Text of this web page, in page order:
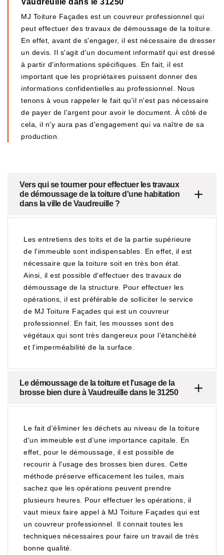
Vaudreuille dans le 31250
MJ Toiture Façades est un couvreur professionnel qui
peut effectuer des travaux de démoussage de la toiture.
En effet, avant de s'engager, il est nécessaire de dresser
un devis. Il s'agit d'un document informatif qui est dressé
à partir d'informations spécifiques. En fait, il est
important que les propriétaires puissent donner des
informations confidentielles au professionnel. Nous
tenons à vous rappeler le fait qu'il n'est pas nécessaire
de payer de l'argent pour avoir le document. À côté de
cela, il n'y aura pas d'engagement qui va naître de sa
production.
Vers qui se tourner pour effectuer les travaux
de démoussage de la toiture d'une habitation
dans la ville de Vaudreuille ?
Les entretiens des toits et de la partie supérieure
de l'immeuble sont indispensables. En effet, il est
nécessaire que la toiture soit en très bon état.
Ainsi, il est possible d'effectuer des travaux de
démoussage de la structure. Pour effectuer les
opérations, il est préférable de solliciter le service
de MJ Toiture Façades qui est un couvreur
professionnel. En fait, les mousses sont des
végétaux qui sont très dangereux pour l'étanchéité
et l'imperméabilité de la surface.
Le démoussage de la toiture et l'usage de la
brosse bien dure à Vaudreuille dans le 31250
Le fait d'éliminer les déchets au niveau de la toiture
d'un immeuble est d'une importance capitale. En
effet, pour le démoussage, il est possible de
recourir à l'usage des brosses bien dures. Cette
méthode préserve efficacement les tuiles, mais
sachez que les opérations peuvent prendre
plusieurs heures. Pour effectuer les opérations, il
vaut mieux faire appel à MJ Toiture Façades qui est
un couvreur professionnel. Il connait toutes les
techniques nécessaires pour faire un travail de très
bonne qualité.